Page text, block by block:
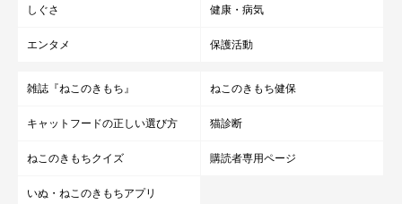
しぐさ 健康・病気
エンタメ 保護活動
雑誌『ねこのきもち』 ねこのきもち健保
キャットフードの正しい選び方 猫診断
ねこのきもちクイズ 購読者専用ページ
いぬ・ねこのきもちアプリ